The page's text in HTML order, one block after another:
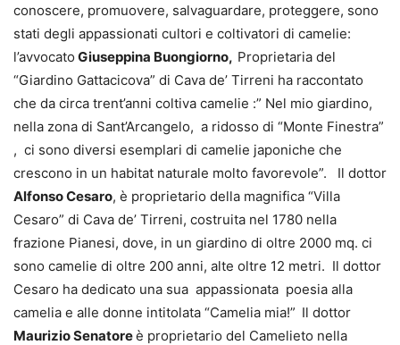
conoscere, promuovere, salvaguardare, proteggere, sono
stati degli appassionati cultori e coltivatori di camelie:
l’avvocato Giuseppina Buongiorno, Proprietaria del
“Giardino Gattacicova” di Cava de’ Tirreni ha raccontato
che da circa trent’anni coltiva camelie :” Nel mio giardino,
nella zona di Sant’Arcangelo, a ridosso di “Monte Finestra”
, ci sono diversi esemplari di camelie japoniche che
crescono in un habitat naturale molto favorevole”. Il dottor
Alfonso Cesaro, è proprietario della magnifica “Villa
Cesaro” di Cava de’ Tirreni, costruita nel 1780 nella
frazione Pianesi, dove, in un giardino di oltre 2000 mq. ci
sono camelie di oltre 200 anni, alte oltre 12 metri. Il dottor
Cesaro ha dedicato una sua appassionata poesia alla
camelia e alle donne intitolata “Camelia mia!” Il dottor
Maurizio Senatoreè proprietario del Camelieto nella